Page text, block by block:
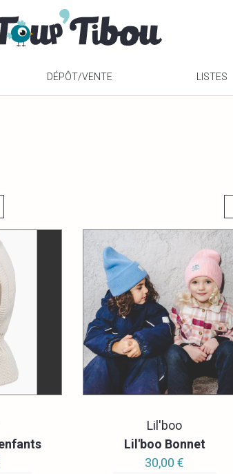
DÉPÔT/VENTE LISTES
Lil'boo
Lil'boo Bonnet
30,00 €